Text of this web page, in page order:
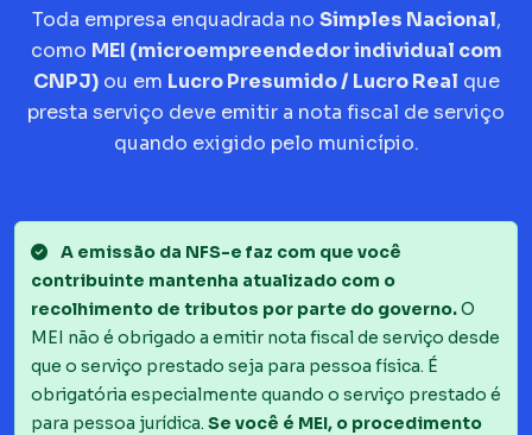
Toda empresa enquadrada no Simples Nacional,
como MEI (microempreendedor individual com
CNPJ)ou em Lucro Presumido / Lucro Real que
presta serviço deve emitir a nota fiscal de serviço
quando exigido pelo município.
A emissão da NFS-e faz com que você
contribuinte mantenha atualizado com o
recolhimento de tributos por parte do governo.O
MEI não é obrigado a emitir nota fiscal de serviço desde
que o serviço prestado seja para pessoa física. É
obrigatória especialmente quando o serviço prestado é
para pessoa jurídica. Se você é MEI, o procedimento